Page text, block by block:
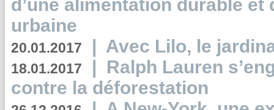
d’une alimentation durable et
urbaine
20.01.2017 | Avec Lilo, le
18.01.2017 | Ralph Lauren
contre la déforestation